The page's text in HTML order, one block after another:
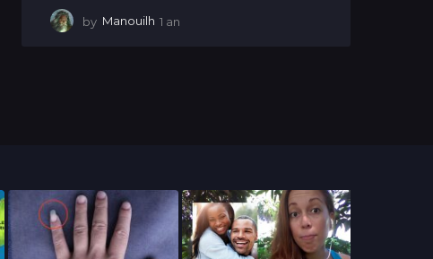
by Manouilh 1 an